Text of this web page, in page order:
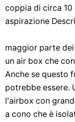
coppia di circa
aspirazione
maggior parte
un air box che
Anche se questo
potrebbe essere.
l'airbox con
a cono che è